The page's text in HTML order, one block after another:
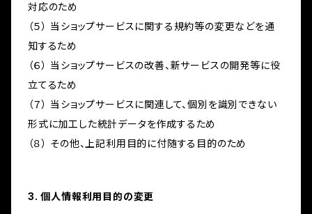
対応のため
（５） 当ショップサービスに関する規約等の変更などを通
知するため
（６） 当ショップサービスの改善、新サービスの開発等に役
立てるため
（７） 当ショップサービスに関連して、個別を識別できない
形式に加工した統計データを作成するため
（８） その他、上記利用目的に付随する目的のため
3. 個人情報利用目的の変更